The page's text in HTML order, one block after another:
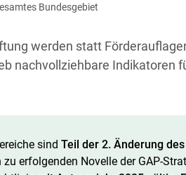
Bundesgebiet
werden statt
nachvollziehbare Indikatoren
sind Teil der 2. Änderung des
erfolgenden Novelle der GAP-